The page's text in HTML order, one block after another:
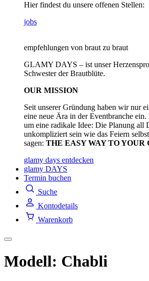
Hier findest du unsere offenen Stellen:
jobs
empfehlungen von braut zu braut
GLAMY DAYS – ist unser
Schwester der Brautblüte.
OUR MISSION
Seit unserer Gründung haben wir nur
eine neue Ära in der Eventbranche
um eine radikale Idee: Die Planung all
unkompliziert sein wie das Feiern
sagen: THE EASY WAY TO YOUR
glamy days entdecken
glamy DAYS
Termin buchen
Suche
Kontodetails
Warenkorb
Modell: Chabli